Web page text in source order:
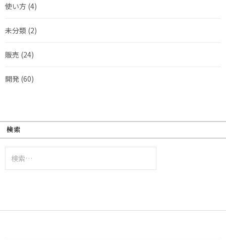
使い方 (4)
未分類 (2)
販売 (24)
開発 (60)
検索
索: